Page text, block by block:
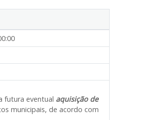
futura eventual aquisição de
municipais, de acordo com